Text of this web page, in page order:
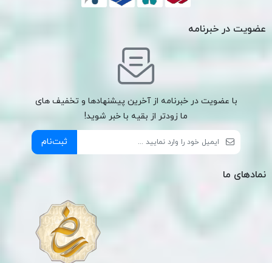
عضویت در خبرنامه
با عضویت در خبرنامه از آخرین پیشنهادها و تخفیف های
ما زودتر از بقیه با خبر شوید!
ثبت‌نام
نمادهای ما